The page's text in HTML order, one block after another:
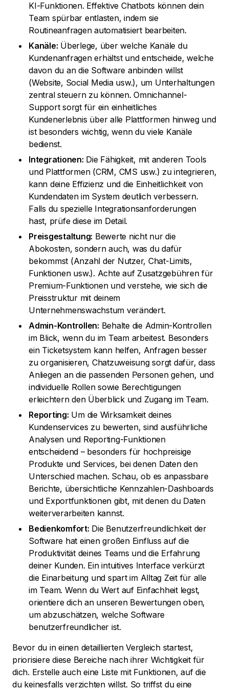
KI-Funktionen. Effektive Chatbots können dein
Team spürbar entlasten, indem sie
Routineanfragen automatisiert bearbeiten.
Kanäle: Überlege, über welche Kanäle du
Kundenanfragen erhältst und entscheide, welche
davon du an die Software anbinden willst
(Website, Social Media usw.), um Unterhaltungen
zentral steuern zu können. Omnichannel-
Support sorgt für ein einheitliches
Kundenerlebnis über alle Plattformen hinweg und
ist besonders wichtig, wenn du viele Kanäle
bedienst.
Integrationen: Die Fähigkeit, mit anderen Tools
und Plattformen (CRM, CMS usw.) zu integrieren,
kann deine Effizienz und die Einheitlichkeit von
Kundendaten im System deutlich verbessern.
Falls du spezielle Integrationsanforderungen
hast, prüfe diese im Detail.
Preisgestaltung: Bewerte nicht nur die
Abokosten, sondern auch, was du dafür
bekommst (Anzahl der Nutzer, Chat-Limits,
Funktionen usw.). Achte auf Zusatzgebühren für
Premium-Funktionen und verstehe, wie sich die
Preisstruktur mit deinem
Unternehmenswachstum verändert.
Admin-Kontrollen: Behalte die Admin-Kontrollen
im Blick, wenn du im Team arbeitest. Besonders
ein Ticketsystem kann helfen, Anfragen besser
zu organisieren, Chatzuweisung sorgt dafür, dass
Anliegen an die passenden Personen gehen, und
individuelle Rollen sowie Berechtigungen
erleichtern den Überblick und Zugang im Team.
Reporting: Um die Wirksamkeit deines
Kundenservices zu bewerten, sind ausführliche
Analysen und Reporting-Funktionen
entscheidend – besonders für hochpreisige
Produkte und Services, bei denen Daten den
Unterschied machen. Schau, ob es anpassbare
Berichte, übersichtliche Kennzahlen-Dashboards
und Exportfunktionen gibt, mit denen du Daten
weiterverarbeiten kannst.
Bedienkomfort: Die Benutzerfreundlichkeit der
Software hat einen großen Einfluss auf die
Produktivität deines Teams und die Erfahrung
deiner Kunden. Ein intuitives Interface verkürzt
die Einarbeitung und spart im Alltag Zeit für alle
im Team. Wenn du Wert auf Einfachheit legst,
orientiere dich an unseren Bewertungen oben,
um abzuschätzen, welche Software
benutzerfreundlicher ist.
Bevor du in einen detaillierten Vergleich startest,
priorisiere diese Bereiche nach ihrer Wichtigkeit für
dich. Erstelle auch eine Liste mit Funktionen, auf die
du keinesfalls verzichten willst. So triffst du eine